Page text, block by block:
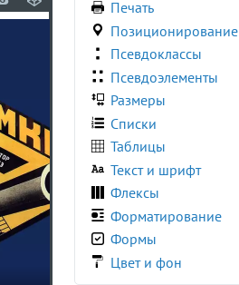
border-block-end-color
border-block-end-style
border-block-end-width
border-block-start
border-block-start-color
border-block-start-style
border-block-start-width
border-block-style
border-block-width
border-bottom
border-bottom-color
border-bottom-left-radius
Печать
Позиционирование
Псевдоклассы
Псевдоэлементы
Размеры
Списки
Таблицы
Текст и шрифт
Флексы
Форматирование
Формы
Цвет и фон